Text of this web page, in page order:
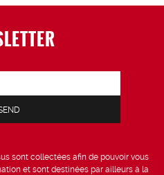
sont collectées afin de pouvoir vous
et sont destinées par ailleurs à la